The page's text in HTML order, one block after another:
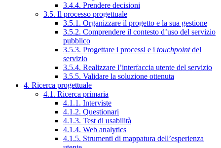
3.4.4. Prendere decisioni
3.5. Il processo progettuale
3.5.1. Organizzare il progetto e la sua gestione
3.5.2. Comprendere il contesto d’uso del servizio
pubblico
3.5.3. Progettare i processi e i touchpointdel
servizio
3.5.4. Realizzare l’interfaccia utente del servizio
3.5.5. Validare la soluzione ottenuta
4. Ricerca progettuale
4.1. Ricerca primaria
4.1.1. Interviste
4.1.2. Questionari
4.1.3. Test di usabilità
4.1.4. Web analytics
4.1.5. Strumenti di mappatura dell’esperienza